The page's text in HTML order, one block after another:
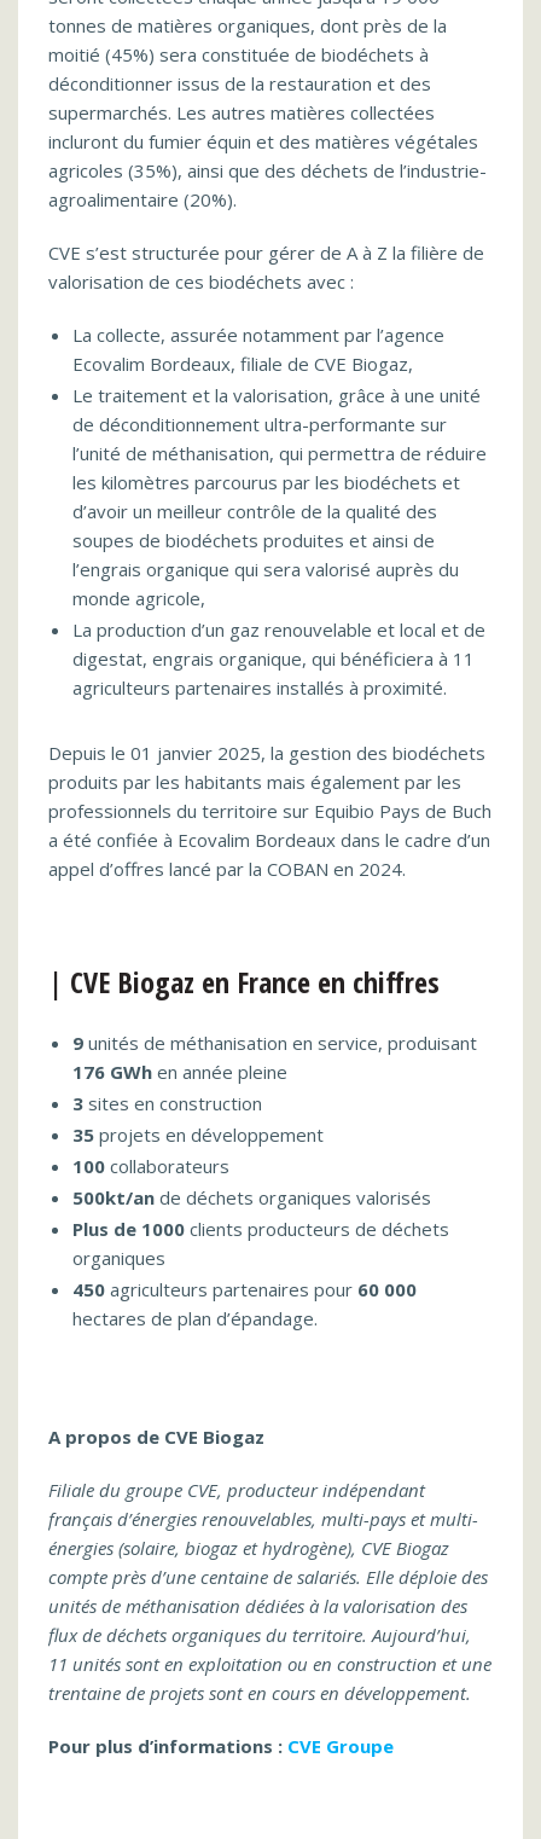
tonnes de matières organiques, dont près de la
moitié (45%) sera constituée de biodéchets à
déconditionner issus de la restauration et des
supermarchés. Les autres matières collectées
incluront du fumier équin et des matières végétales
agricoles (35%), ainsi que des déchets de l’industrie-
agroalimentaire (20%).
CVE s’est structurée pour gérer de A à Z la filière de
valorisation de ces biodéchets avec :
La collecte, assurée notamment par l’agence
Ecovalim Bordeaux, filiale de CVE Biogaz,
Le traitement et la valorisation, grâce à une unité
de déconditionnement ultra-performante sur
l’unité de méthanisation, qui permettra de réduire
les kilomètres parcourus par les biodéchets et
d’avoir un meilleur contrôle de la qualité des
soupes de biodéchets produites et ainsi de
l’engrais organique qui sera valorisé auprès du
monde agricole,
La production d’un gaz renouvelable et local et de
digestat, engrais organique, qui bénéficiera à 11
agriculteurs partenaires installés à proximité.
Depuis le 01 janvier 2025, la gestion des biodéchets
produits par les habitants mais également par les
professionnels du territoire sur Equibio Pays de Buch
a été confiée à Ecovalim Bordeaux dans le cadre d’un
appel d’offres lancé par la COBAN en 2024.
| CVE Biogaz en France en chiffres
9 unités de méthanisation en service, produisant
176 GWh en année pleine
3 sites en construction
35 projets en développement
100 collaborateurs
500kt/an de déchets organiques valorisés
Plus de 1000 clients producteurs de déchets
organiques
450 agriculteurs partenaires pour 60 000
hectares de plan d’épandage.
A propos de CVE Biogaz
Filiale du groupe CVE, producteur indépendant
français d’énergies renouvelables, multi-pays et multi-
énergies (solaire, biogaz et hydrogène), CVE Biogaz
compte près d’une centaine de salariés. Elle déploie des
unités de méthanisation dédiées à la valorisation des
flux de déchets organiques du territoire. Aujourd’hui,
11 unités sont en exploitation ou en construction et une
trentaine de projets sont en cours en développement.
Pour plus d’informations : CVE Groupe